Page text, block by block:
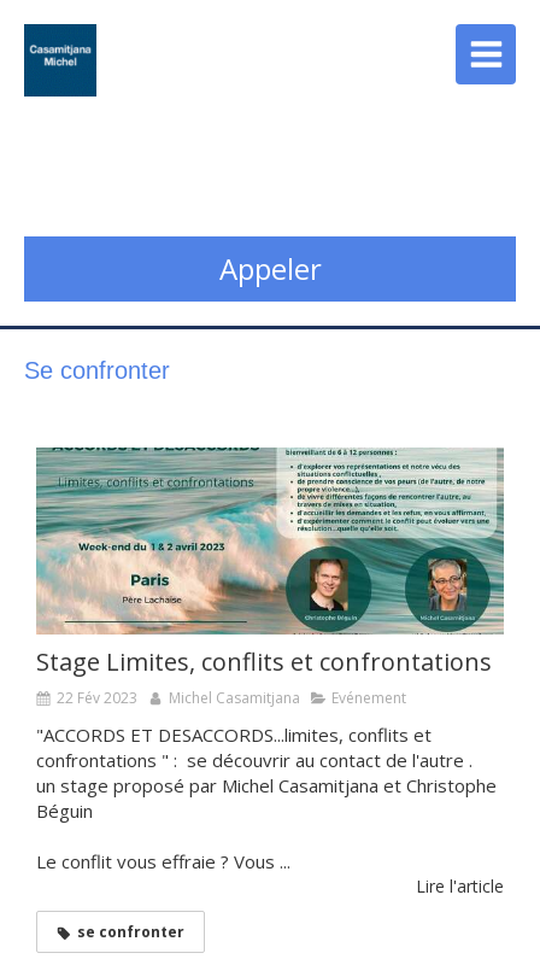
Appeler
Se confronter
Stage Limites, conflits et confrontations
22 Fév 2023 Michel Casamitjana Evénement
"ACCORDS ET DESACCORDS...limites, conflits et
confrontations " : se découvrir au contact de l'autre .
un stage proposé par Michel Casamitjana et Christophe
Béguin
Le conflit vous effraie ? Vous ...
Lire l'article
se confronter